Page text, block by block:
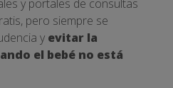
y portales de consultas
pero siempre se
y evitar la
el bebé no está